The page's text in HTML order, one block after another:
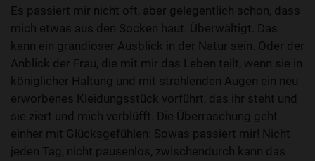
Es passiert mir nicht oft, aber gelegentlich schon, dass
mich etwas aus den Socken haut. Überwältigt. Das
kann ein grandioser Ausblick in der Natur sein. Oder der
Anblick der Frau, die mit mir das Leben teilt, wenn sie in
königlicher Haltung und mit strahlenden Augen ein neu
erworbenes Kleidungsstück vorführt, das ihr steht und
sie ziert und mich verblüfft. Die Überraschung geht
einher mit Glücksgefühlen: Sowas passiert mir! Nicht
jeden Tag, nicht pausenlos, zwischendurch kann das